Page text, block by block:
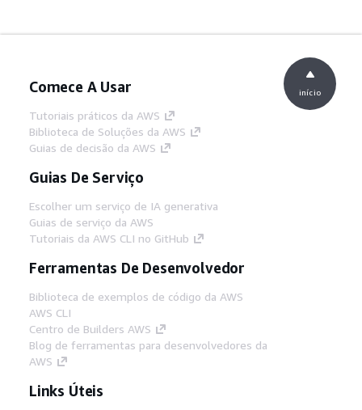
Comece A Usar
Tutoriais práticos da AWS
Biblioteca de Soluções da AWS
Guias de decisão da AWS
Guias De Serviço
Escolher um serviço de IA generativa
Guias de serviço da AWS
Tutoriais da AWS CLI no GitHub
Ferramentas De Desenvolvedor
Biblioteca de exemplos de código da AWS
AWS CLI
Centro de Builders AWS
Blog de ferramentas para desenvolvedores da
AWS
Links Úteis
início